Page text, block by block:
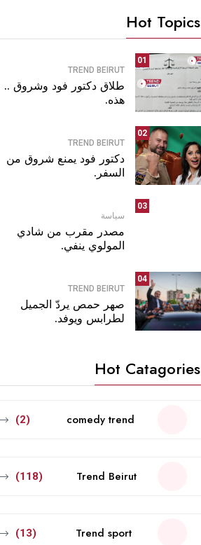
Hot Topics
01
TREND BEIRUT
طلاق دكتور فود وشروق ..
هذه.
02
TREND BEIRUT
دكتور فود يمنع شروق من
السفر.
03
سياسة
مصدر مقرب من شادي
المولوي ينفي.
04
TREND BEIRUT
صهر حمص يردّ الجميل
لطرابس ويوفد.
Hot Catagories
comedy trend
(2)
Trend Beirut
(118)
Trend sport
(13)